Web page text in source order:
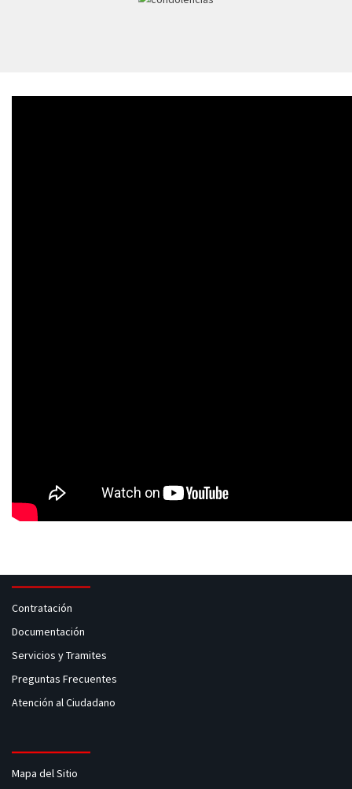
Contratación
Documentación
Servicios y Tramites
Preguntas Frecuentes
Atención al Ciudadano
Mapa del Sitio